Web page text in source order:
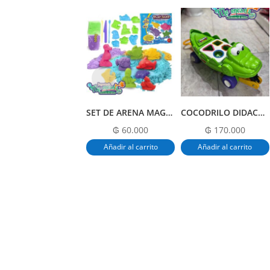
SET DE ARENA MAGICA
₲ 60.000
Añadir al carrito
COCODRILO DIDACTICO
₲ 170.000
Añadir al carrito